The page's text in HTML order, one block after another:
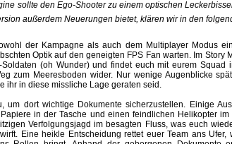
sollte den Ego-Shooter zu einem optischen
außerdem Neuerungen bietet, klären wir in den
der Kampagne als auch dem Multiplayer Modus
Optik auf den geneigten FPS Fan warten. Im Story
(oh Wunder) und findet euch mit eurem Squad
zum Meeresboden wider. Nur wenige Augenblicke
ihr in diese missliche Lage geraten seid.
um dort wichtige Dokumente sicherzustellen. Einige
in der Tasche und einen feindlichen Helikopter
Verfolgungsjagd im besagten Fluss, was euch
Eine heikle Entscheidung rettet euer Team ans Ufer,